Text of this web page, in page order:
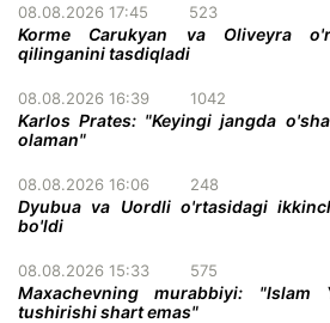
08.08.2026 17:45 523
Korme Carukyan va Oliveyra
qilinganini tasdiqladi
08.08.2026 16:39 1042
Karlos Prates: "Keyingi jangda
olaman"
08.08.2026 16:06 248
Dyubua va Uordli o'rtasidagi
bo'ldi
08.08.2026 15:33 575
Maxachevning murabbiyi: "Islam
tushirishi shart emas"